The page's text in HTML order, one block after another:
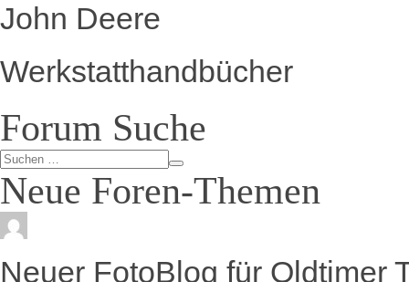
John Deere
Werkstatthandbücher
Forum Suche
Neue Foren-Themen
Neuer FotoBlog für Oldtimer